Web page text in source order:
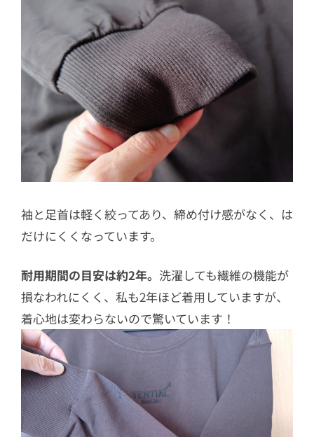
袖と足首は軽く絞ってあり、締め付け感がなく、は
だけにくくなっています。
耐用期間の目安は約2年。 洗濯しても繊維の機能が
損なわれにくく、私も2年ほど着用していますが、
着心地は変わらないので驚いています！